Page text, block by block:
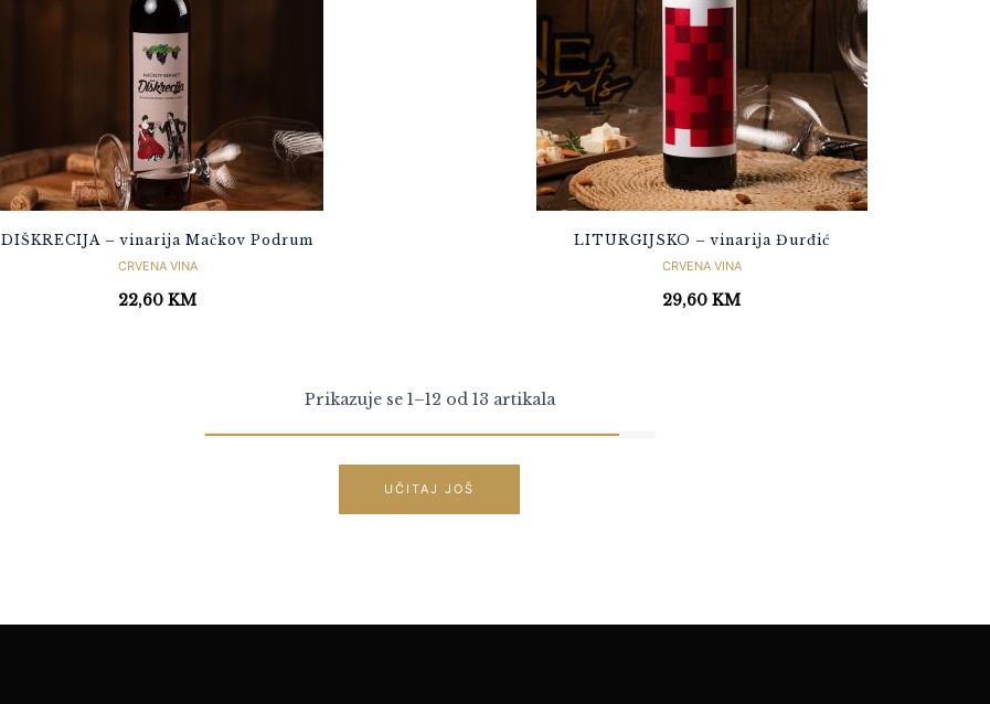
DIŠKRECIJA – vinarija Mačkov Podrum
CRVENA VINA
22,60KM
LITURGIJSKO – vinarija Đurđić
CRVENA VINA
29,60KM
Prikazuje se 1–12 od 13 artikala
UČITAJ JOŠ